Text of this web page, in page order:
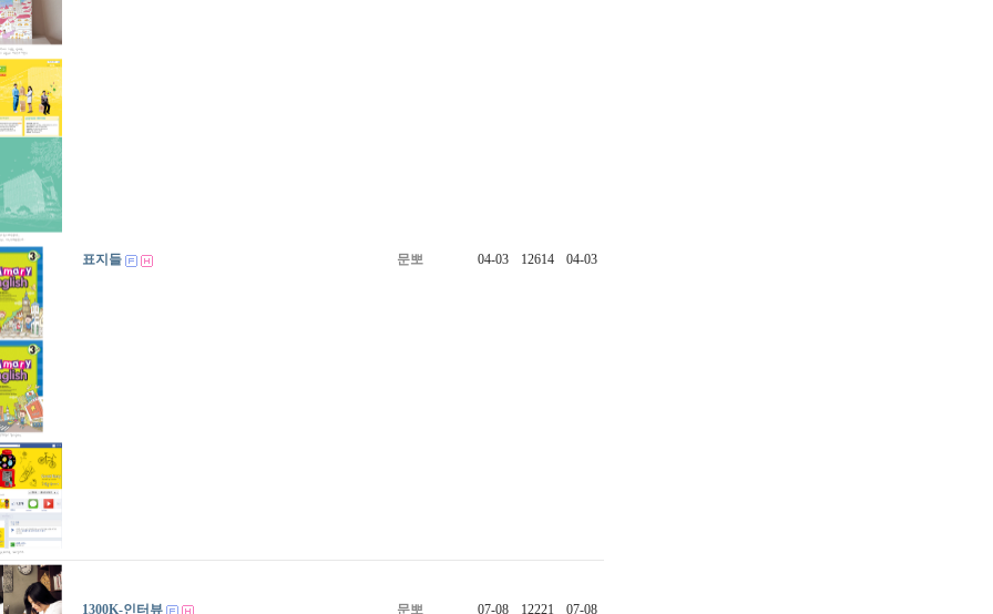
표지들 문뽀 04-03 12614 04-03
1300K-인터뷰 문뽀 07-08 12221 07-08